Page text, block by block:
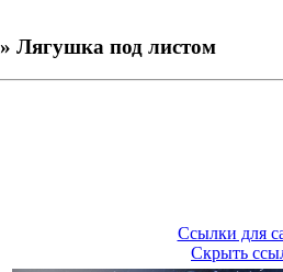
» Лягушка под листом
Ссылки для
Скрыть